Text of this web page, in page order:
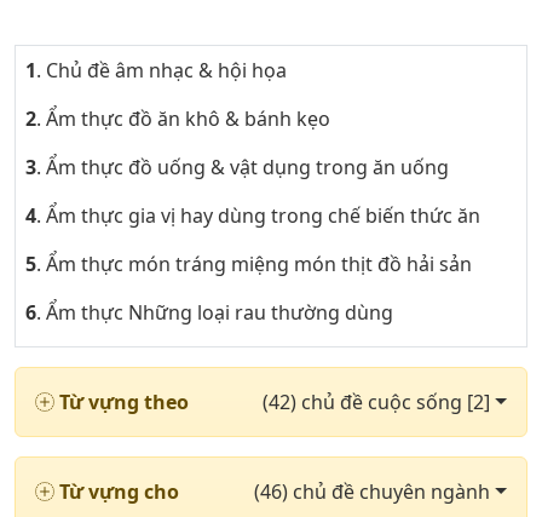
1. Chủ đề âm nhạc & hội họa
2. Ẩm thực đồ ăn khô & bánh kẹo
3. Ẩm thực đồ uống & vật dụng trong ăn uống
4. Ẩm thực gia vị hay dùng trong chế biến thức ăn
5. Ẩm thực món tráng miệng món thịt đồ hải sản
6. Ẩm thực Những loại rau thường dùng
7. Khoa trong bệnh viện & các loại thuốc phần 1
8. Khoa trong bệnh viện & các loại thuốc phần 2
9. Những cặp từ trái nghĩa nhau phần 1
10. Những cặp từ trái nghĩa nhau phần 2
Từ vựng theo (42) chủ đề cuộc sống [2]
Từ vựng cho (46) chủ đề chuyên ngành